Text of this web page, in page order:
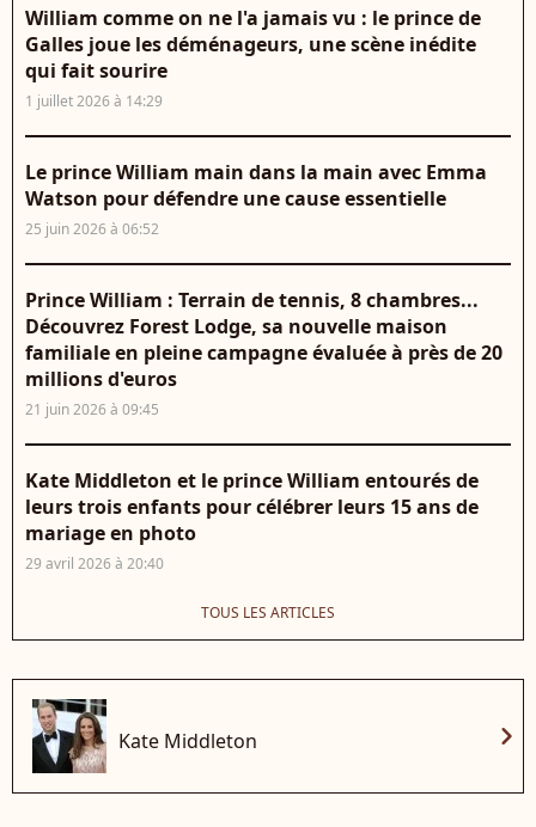
William comme on ne l'a jamais vu : le prince de
Galles joue les déménageurs, une scène inédite
qui fait sourire
1 juillet 2026 à 14:29
Le prince William main dans la main avec Emma
Watson pour défendre une cause essentielle
25 juin 2026 à 06:52
Prince William : Terrain de tennis, 8 chambres...
Découvrez Forest Lodge, sa nouvelle maison
familiale en pleine campagne évaluée à près de 20
millions d'euros
21 juin 2026 à 09:45
Kate Middleton et le prince William entourés de
leurs trois enfants pour célébrer leurs 15 ans de
mariage en photo
29 avril 2026 à 20:40
TOUS LES ARTICLES
Kate Middleton chevron_right